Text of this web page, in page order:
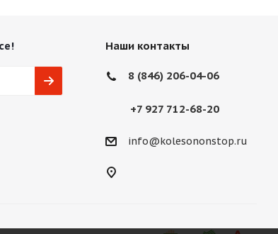
Наши контакты
8 (846) 206-04-06
+7 927 712-68-20
info@kolesononstop.ru